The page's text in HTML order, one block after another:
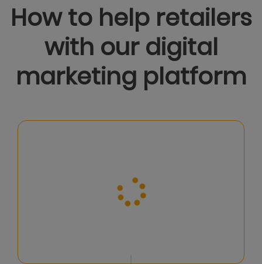
How to help retailers
with our digital
marketing platform